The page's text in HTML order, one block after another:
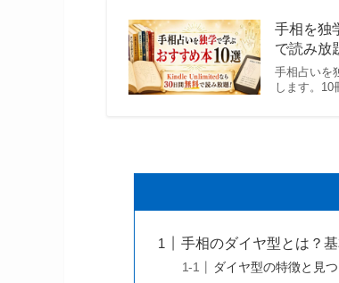
手相を独
で読み放
手相占いを
します。
手相のダイヤ型とは？
ダイヤ型の特徴と見